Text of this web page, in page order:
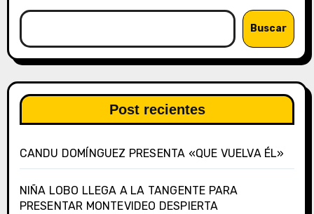
Buscar
Post recientes
CANDU DOMÍNGUEZ PRESENTA «QUE VUELVA ÉL»
NIÑA LOBO LLEGA A LA TANGENTE PARA
PRESENTAR MONTEVIDEO DESPIERTA